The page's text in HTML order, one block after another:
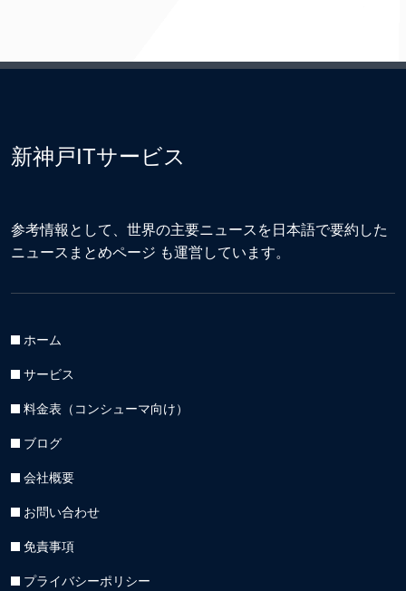
新神戸ITサービス
参考情報として、世界の主要ニュースを日本語で要約した
ニュースまとめページ も運営しています。
ホーム
サービス
料金表（コンシューマ向け）
ブログ
会社概要
お問い合わせ
免責事項
プライバシーポリシー